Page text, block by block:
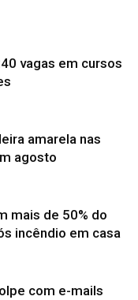
vagas em cursos
amarela nas
agosto
mais de 50% do
incêndio em casa
com e-mails